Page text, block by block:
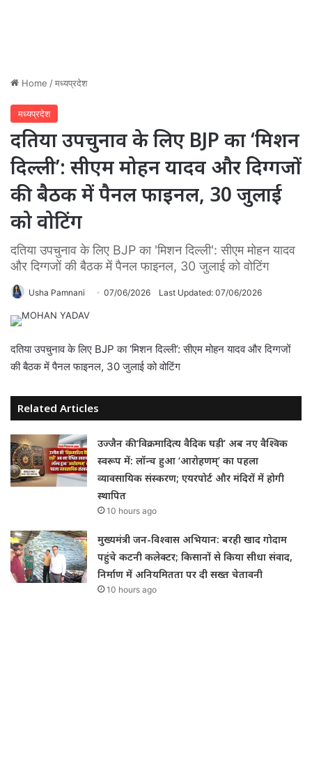
Home /मध्यप्रदेश
मध्यप्रदेश
दतिया उपचुनाव के लिए BJP का ‘मिशन
दिल्ली’: सीएम मोहन यादव और दिग्गजों
की बैठक में पैनल फाइनल, 30 जुलाई
को वोटिंग
दतिया उपचुनाव के लिए BJP का 'मिशन दिल्ली': सीएम मोहन यादव
और दिग्गजों की बैठक में पैनल फाइनल, 30 जुलाई को वोटिंग
Usha Pamnani 07/06/2026 Last Updated: 07/06/2026
दतिया उपचुनाव के लिए BJP का ‘मिशन दिल्ली’: सीएम मोहन यादव और दिग्गजों
की बैठक में पैनल फाइनल, 30 जुलाई को वोटिंग
Related Articles
उज्जैन की ‘विक्रमादित्य वैदिक घड़ी’ अब नए वैश्विक
स्वरूप में: लॉन्च हुआ ‘आरोहणम्’ का पहला
व्यावसायिक संस्करण; एयरपोर्ट और मंदिरों में होगी
स्थापित
10 hours ago
मुख्यमंत्री जन-विश्वास अभियान: बरही खाद गोदाम
पहुंचे कटनी कलेक्टर; किसानों से किया सीधा संवाद,
निर्माण में अनियमितता पर दी सख्त चेतावनी
10 hours ago